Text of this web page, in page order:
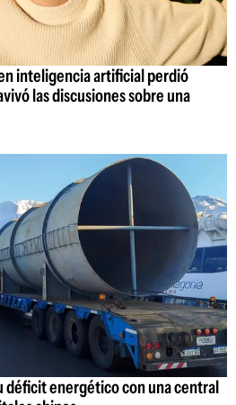
inteligencia artificial perdió
las discusiones sobre una
déficit energético con una central